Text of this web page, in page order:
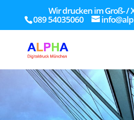
Wir drucken im Groß- /
089 54035060